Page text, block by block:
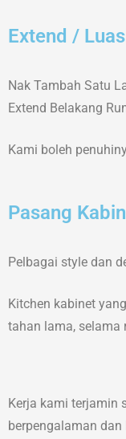
Extend /
Nak Tambah Satu
Extend Belakang
Kami boleh
Pasang
Pelbagai style dan
Kitchen kabinet
tahan lama, selama
Kerja kami terjamin
berpengalaman